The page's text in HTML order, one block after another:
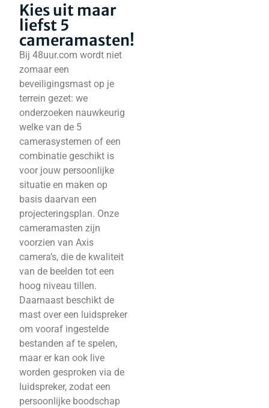
Kies uit maar
liefst 5
cameramasten!
Bij 48uur.com wordt niet
zomaar een
beveiligingsmast op je
terrein gezet: we
onderzoeken nauwkeurig
welke van de 5
camerasystemen of een
combinatie geschikt is
voor jouw persoonlijke
situatie en maken op
basis daarvan een
projecteringsplan. Onze
cameramasten zijn
voorzien van Axis
camera’s, die de kwaliteit
van de beelden tot een
hoog niveau tillen.
Daarnaast beschikt de
mast over een luidspreker
om vooraf ingestelde
bestanden af te spelen,
maar er kan ook live
worden gesproken via de
luidspreker, zodat een
persoonlijke boodschap